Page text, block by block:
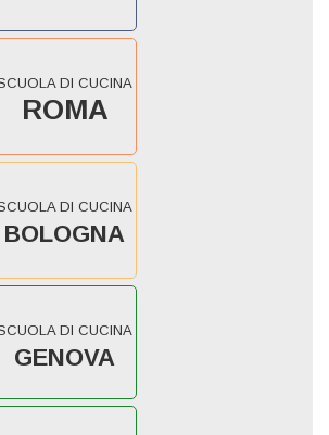
DI CUCINA
ROMA
DI CUCINA
BOLOGNA
DI CUCINA
GENOVA